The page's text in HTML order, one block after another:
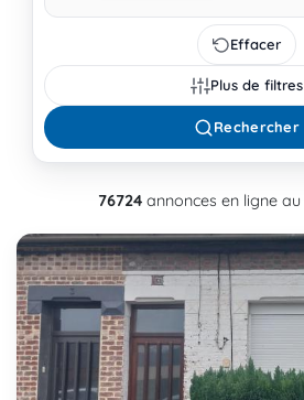
Effacer
Plus de filtres
Rechercher
76724 annonces en ligne au